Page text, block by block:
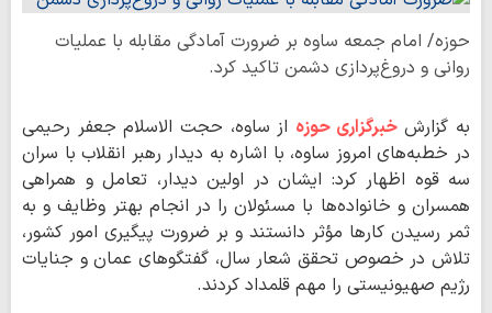
حوزه/ امام جمعه ساوه بر ضرورت آمادگی مقابله با عملیات
روانی و دروغ‌پردازی دشمن تاکید کرد.
به گزارشخبرگزاری حوزه از ساوه، حجت الاسلام جعفر رحیمی
در خطبه‌های امروز ساوه، با اشاره به دیدار رهبر انقلاب با سران
سه قوه اظهار کرد: ایشان در اولین دیدار، تعامل و همراهی
همسران و خانواده‌ها با مسئولان را در انجام بهتر وظایف و به
ثمر رسیدن کارها مؤثر دانستند و بر ضرورت پیگیری امور کشور،
تلاش در خصوص تحقق شعار سال، گفتگوهای عمان و جنایات
رژیم صهیونیستی را مهم قلمداد کردند.